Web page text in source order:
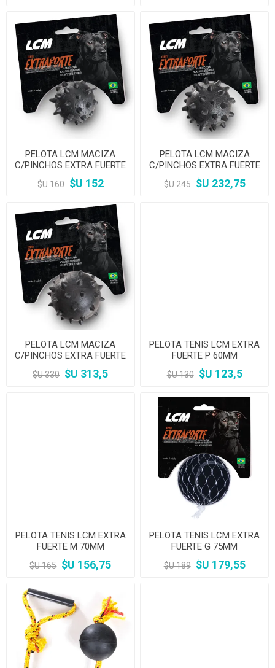
PELOTA LCM MACIZA
C/PINCHOS EXTRA FUERTE
P 45MM
$U 160 $U 152
PELOTA LCM MACIZA
C/PINCHOS EXTRA FUERTE
M 55MM
$U 245 $U 232,75
PELOTA LCM MACIZA
C/PINCHOS EXTRA FUERTE
G 65MM
$U 330 $U 313,5
PELOTA TENIS LCM EXTRA
FUERTE P 60MM
$U 130 $U 123,5
PELOTA TENIS LCM EXTRA
FUERTE M 70MM
$U 165 $U 156,75
PELOTA TENIS LCM EXTRA
FUERTE G 75MM
$U 189 $U 179,55